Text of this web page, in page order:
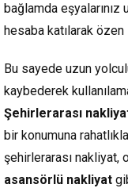
bağlamda eşyalarınız
hesaba katılarak
Bu sayede uzun
kaybederek
Şehirlerarası
bir konumuna
şehirlerarası nakliyat,
asansörlü nakliyat